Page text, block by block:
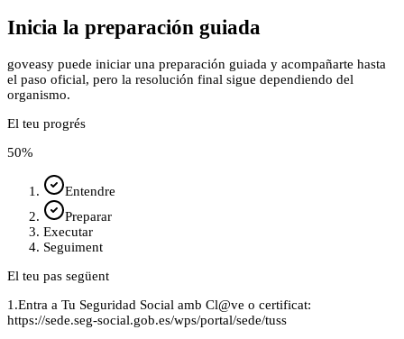
Inicia la preparación guiada
goveasy puede iniciar una preparación guiada y acompañarte hasta
el paso oficial, pero la resolución final sigue dependiendo del
organismo.
El teu progrés
50%
Entendre
Preparar
Executar
Seguiment
El teu pas següent
1.Entra a Tu Seguridad Social amb Cl@ve o certificat:
https://sede.seg-social.gob.es/wps/portal/sede/tuss